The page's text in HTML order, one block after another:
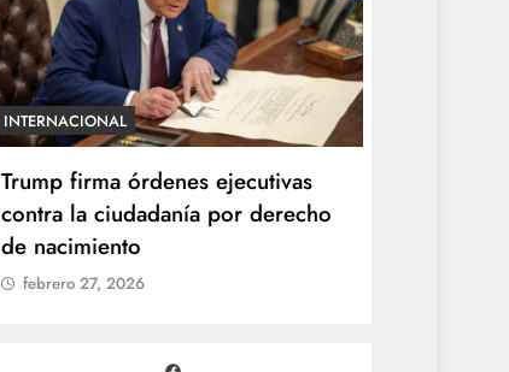
INTERNACIONAL
Trump firma órdenes ejecutivas
contra la ciudadanía por derecho
de nacimiento
febrero 27, 2026